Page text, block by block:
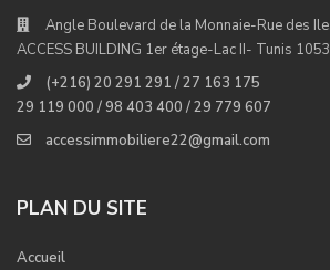
Angle Boulevard de la Monnaie-Rue des
ACCESS BUILDING 1er étage-Lac II- Tunis 1053
(+216) 20 291 291 / 27 163 175
29 119 000 / 98 403 400 / 29 779 607
accessimmobiliere22@gmail.com
PLAN DU SITE
Accueil